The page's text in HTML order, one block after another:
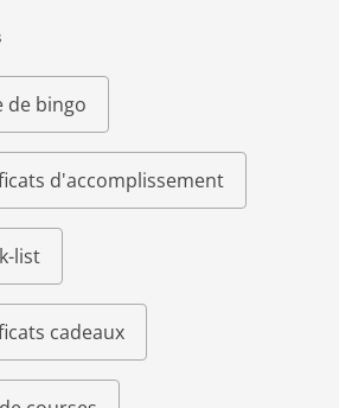
de bingo
d'accomplissement
list
cadeaux